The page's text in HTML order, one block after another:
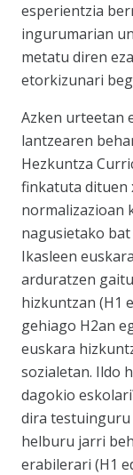
esperientzia
ingurumarian
metatu diren
etorkizunari
Azken urteetan
lantzearen
Hezkuntza
finkatuta dituen
normalizazioan
nagusietako
Ikasleen
arduratzen
hizkuntzan (H1
gehiago H2an
euskara
sozialetan. Ildo
dagokio
dira testuinguru
helburu jarri
erabilerari (H1